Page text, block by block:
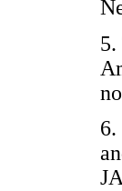
5.
6.